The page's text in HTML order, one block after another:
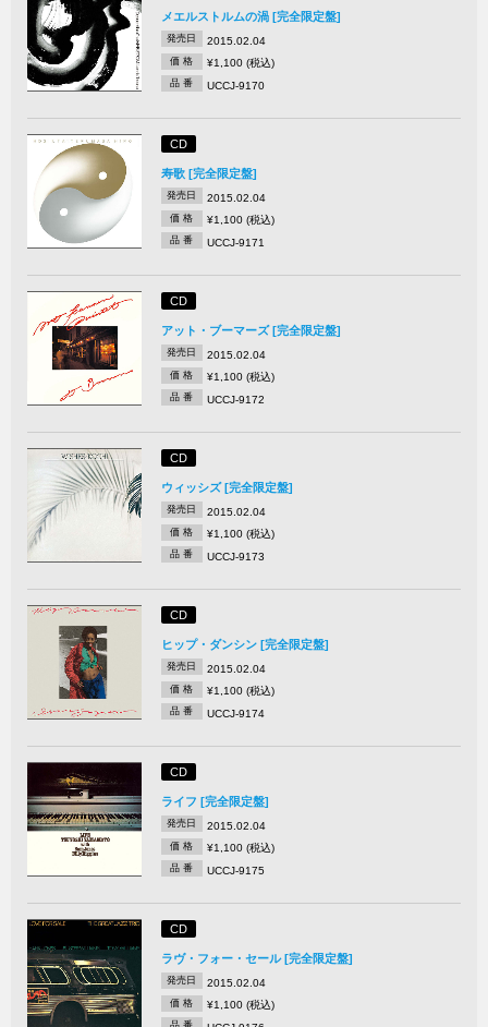
メエルストルムの渦 [完全限定盤]
発売日 2015.02.04
価 格 ¥1,100 (税込)
品 番 UCCJ-9170
CD
寿歌 [完全限定盤]
発売日 2015.02.04
価 格 ¥1,100 (税込)
品 番 UCCJ-9171
CD
アット・ブーマーズ [完全限定盤]
発売日 2015.02.04
価 格 ¥1,100 (税込)
品 番 UCCJ-9172
CD
ウィッシズ [完全限定盤]
発売日 2015.02.04
価 格 ¥1,100 (税込)
品 番 UCCJ-9173
CD
ヒップ・ダンシン [完全限定盤]
発売日 2015.02.04
価 格 ¥1,100 (税込)
品 番 UCCJ-9174
CD
ライフ [完全限定盤]
発売日 2015.02.04
価 格 ¥1,100 (税込)
品 番 UCCJ-9175
CD
ラヴ・フォー・セール [完全限定盤]
発売日 2015.02.04
価 格 ¥1,100 (税込)
品 番